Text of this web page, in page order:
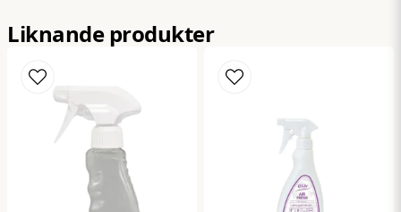
Mejladress
Ja, ni får publicera min fråga
Liknande produkter